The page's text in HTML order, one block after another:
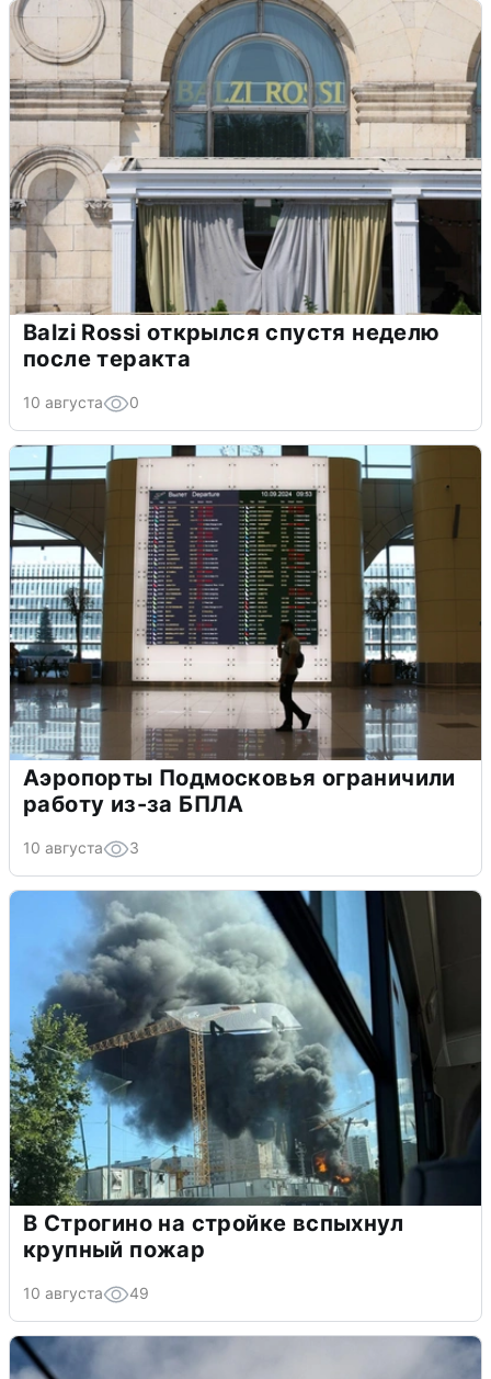
Balzi Rossi открылся спустя неделю
после теракта
10 августа 0
Аэропорты Подмосковья ограничили
работу из-за БПЛА
10 августа 3
В Строгино на стройке вспыхнул
крупный пожар
10 августа 49